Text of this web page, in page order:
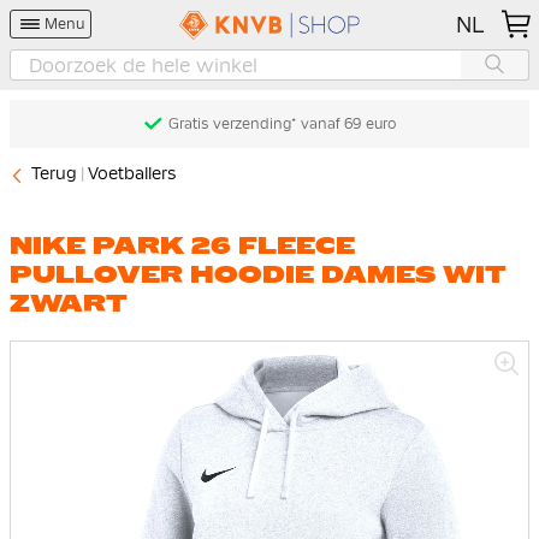
Menu NL
Gratis verzending* vanaf 69 euro
Terug Voetballers
NIKE PARK 26 FLEECE
PULLOVER HOODIE DAMES WIT
ZWART